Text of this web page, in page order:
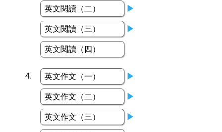
英文閱讀（二） ▶
英文閱讀（三） ▶
英文閱讀（四）
4. 英文作文（一） ▶
英文作文（二） ▶
英文作文（三） ▶